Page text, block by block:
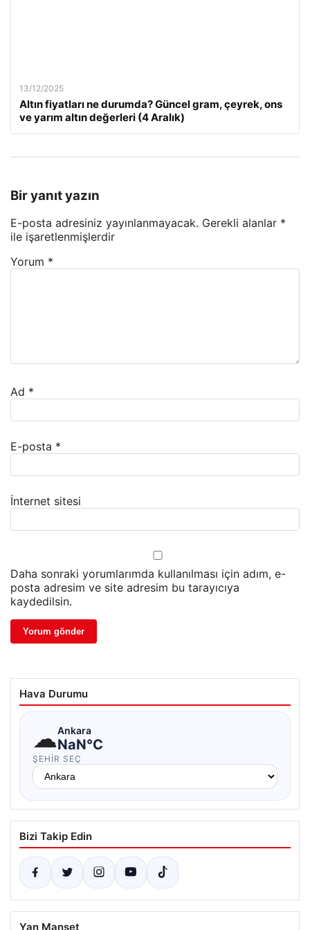
13/12/2025
Altın fiyatları ne durumda? Güncel gram, çeyrek, ons
ve yarım altın değerleri (4 Aralık)
Bir yanıt yazın
E-posta adresiniz yayınlanmayacak. Gerekli alanlar *
ile işaretlenmişlerdir
Yorum *
Ad *
E-posta *
İnternet sitesi
Daha sonraki yorumlarımda kullanılması için adım, e-
posta adresim ve site adresim bu tarayıcıya
kaydedilsin.
Hava Durumu
☁Ankara
NaN°C
ŞEHIR SEÇ
Bizi Takip Edin
Yan Manşet